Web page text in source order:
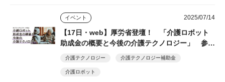
イベント 2025/07/14
【17日・web】厚労省登壇！ 「介護ロボット
助成金の概要と今後の介護テクノロジー」 参加
無料 フォーク
介護テクノロジー 介護テクノロジー補助金
介護ロボット